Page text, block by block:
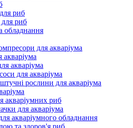
риб
риб
обладнання
для акваріума
акваріума
акваріума
для акваріума
штучні рослини для акваріума
акваріумних риб
для акваріума
акваріумного обладнання
та здоров'я риб